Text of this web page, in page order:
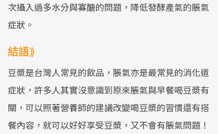
次攝入過多水分與寡醣的問題，降低發酵產氣的脹氣
症狀。
結語⟫
豆漿是台灣人常見的飲品，脹氣亦是最常見的消化道
症狀，許多人其實沒意識到原來脹氣與早餐喝豆漿有
關，可以照著營養師的建議改變喝豆漿的習慣還有搭
餐內容，就可以好好享受豆漿，又不會有脹氣問題！